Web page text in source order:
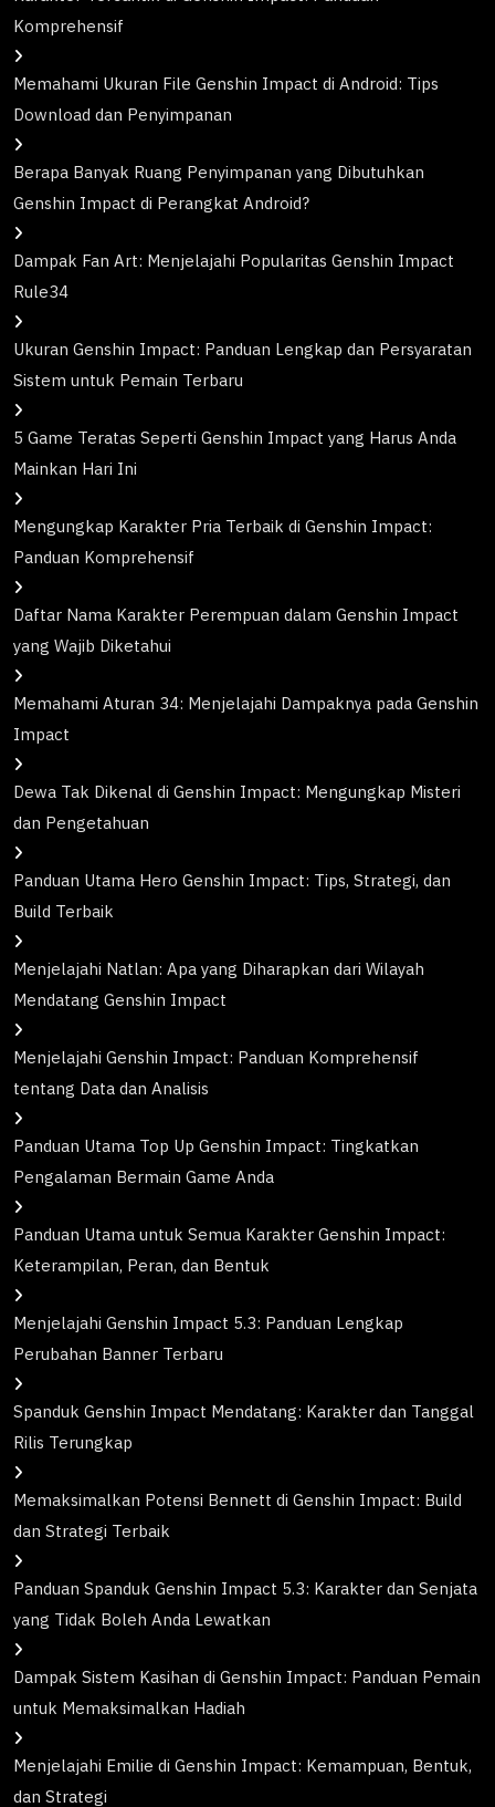
Komprehensif
Memahami Ukuran File Genshin Impact di Android: Tips
Download dan Penyimpanan
Berapa Banyak Ruang Penyimpanan yang Dibutuhkan
Genshin Impact di Perangkat Android?
Dampak Fan Art: Menjelajahi Popularitas Genshin Impact
Rule34
Ukuran Genshin Impact: Panduan Lengkap dan Persyaratan
Sistem untuk Pemain Terbaru
5 Game Teratas Seperti Genshin Impact yang Harus Anda
Mainkan Hari Ini
Mengungkap Karakter Pria Terbaik di Genshin Impact:
Panduan Komprehensif
Daftar Nama Karakter Perempuan dalam Genshin Impact
yang Wajib Diketahui
Memahami Aturan 34: Menjelajahi Dampaknya pada Genshin
Impact
Dewa Tak Dikenal di Genshin Impact: Mengungkap Misteri
dan Pengetahuan
Panduan Utama Hero Genshin Impact: Tips, Strategi, dan
Build Terbaik
Menjelajahi Natlan: Apa yang Diharapkan dari Wilayah
Mendatang Genshin Impact
Menjelajahi Genshin Impact: Panduan Komprehensif
tentang Data dan Analisis
Panduan Utama Top Up Genshin Impact: Tingkatkan
Pengalaman Bermain Game Anda
Panduan Utama untuk Semua Karakter Genshin Impact:
Keterampilan, Peran, dan Bentuk
Menjelajahi Genshin Impact 5.3: Panduan Lengkap
Perubahan Banner Terbaru
Spanduk Genshin Impact Mendatang: Karakter dan Tanggal
Rilis Terungkap
Memaksimalkan Potensi Bennett di Genshin Impact: Build
dan Strategi Terbaik
Panduan Spanduk Genshin Impact 5.3: Karakter dan Senjata
yang Tidak Boleh Anda Lewatkan
Dampak Sistem Kasihan di Genshin Impact: Panduan Pemain
untuk Memaksimalkan Hadiah
Menjelajahi Emilie di Genshin Impact: Kemampuan, Bentuk,
dan Strategi